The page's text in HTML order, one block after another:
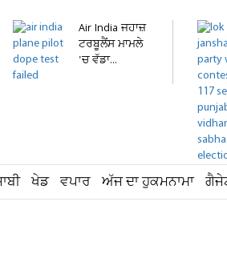
Air India ਜਹਾਜ਼
ਟਰਬੂਲੈਂਸ ਮਾਮਲੇ
'ਚ ਵੱਡਾ...
ਖੇਡ ਵਪਾਰ ਅੱਜ ਦਾ ਹੁਕਮਨਾਮਾ